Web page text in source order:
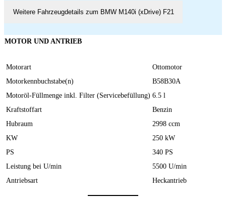
Weitere Fahrzeugdetails zum BMW M140i (xDrive) F21
MOTOR UND ANTRIEB
Motorart
Ottomotor
Motorkennbuchstabe(n)
B58B30A
Motoröl-Füllmenge inkl. Filter (Servicebefüllung) 6.5 l
Kraftstoffart
Benzin
Hubraum
2998 ccm
KW
250 kW
PS
340 PS
Leistung bei U/min
5500 U/min
Antriebsart
Heckantrieb